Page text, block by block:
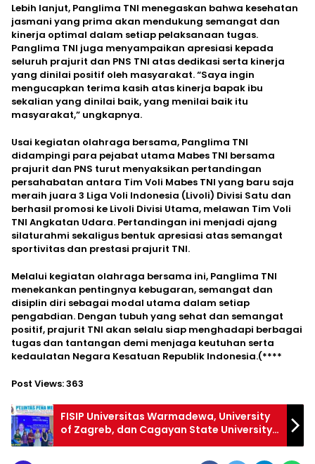
Lebih lanjut, Panglima TNI menegaskan bahwa kesehatan
jasmani yang prima akan mendukung semangat dan
kinerja optimal dalam setiap pelaksanaan tugas.
Panglima TNI juga menyampaikan apresiasi kepada
seluruh prajurit dan PNS TNI atas dedikasi serta kinerja
yang dinilai positif oleh masyarakat. “Saya ingin
mengucapkan terima kasih atas kinerja bapak ibu
sekalian yang dinilai baik, yang menilai baik itu
masyarakat,” ungkapnya.
Usai kegiatan olahraga bersama, Panglima TNI
didampingi para pejabat utama Mabes TNI bersama
prajurit dan PNS turut menyaksikan pertandingan
persahabatan antara Tim Voli Mabes TNI yang baru saja
meraih juara 3 Liga Voli Indonesia (Livoli) Divisi Satu dan
berhasil promosi ke Livoli Divisi Utama, melawan Tim Voli
TNI Angkatan Udara. Pertandingan ini menjadi ajang
silaturahmi sekaligus bentuk apresiasi atas semangat
sportivitas dan prestasi prajurit TNI.
Melalui kegiatan olahraga bersama ini, Panglima TNI
menekankan pentingnya kebugaran, semangat dan
disiplin diri sebagai modal utama dalam setiap
pengabdian. Dengan tubuh yang sehat dan semangat
positif, prajurit TNI akan selalu siap menghadapi berbagai
tugas dan tantangan demi menjaga keutuhan serta
kedaulatan Negara Kesatuan Republik Indonesia.(****
Post Views:363
FISIP Universitas Warmadewa, University
of Zagreb, dan Cagayan State University
Gelar Seminar Internasional Bahas Isu